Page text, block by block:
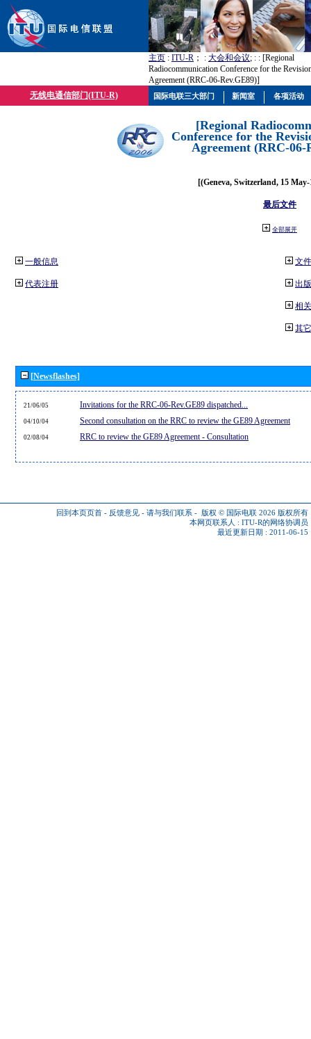
主页 : ITU-R ； : 大会和会议; : : [Regional
Radiocommunication Conference for the
Agreement (RRC-06-Rev.GE89)]
无线电通信部门(ITU-R)
[Regional
Conference for the
Agreement (RRC-06-
[(Geneva, Switzerland, 15
最后文件
全部展开
一般信息
代表注册
文件
出
相
其
[Newsflashes]
21/06/05 Invitations for the RRC-06-Rev.GE89 dispatched...
04/10/04 Second consultation on the RRC to review the GE89 Agreement
02/08/04 RRC to review the GE89 Agreement - Consultation
回到本页页首 - 反馈意见 - 请与我们联系 - 版权 © 国际电联 2026 版权所有
本网页联系人 : ITU-R的网络协调员
最近更新日期 : 2011-06-15
国际电联三大部门 新闻室 各项活动